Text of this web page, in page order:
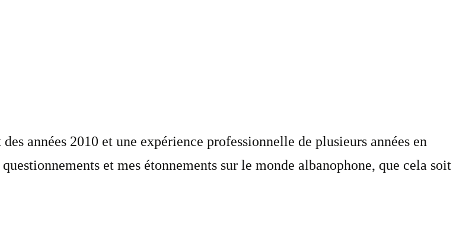
années 2010 et une expérience professionnelle de plusieurs années en
et mes étonnements sur le monde albanophone, que cela soit